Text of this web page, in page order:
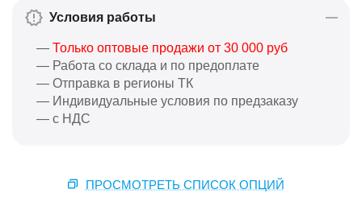
Условия работы
— Только оптовые продажи от 30 000 руб
— Работа со склада и по предоплате
— Отправка в регионы ТК
— Индивидуальные условия по предзаказу
— с НДС
ПРОСМОТРЕТЬ СПИСОК ОПЦИЙ